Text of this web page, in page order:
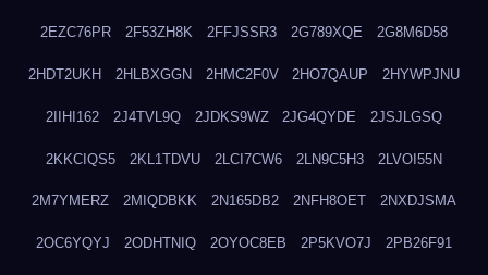
2EZC76PR 2F53ZH8K 2FFJSSR3 2G789XQE 2G8M6D58
2HDT2UKH 2HLBXGGN 2HMC2F0V 2HO7QAUP 2HYWPJNU
2IIHI162 2J4TVL9Q 2JDKS9WZ 2JG4QYDE 2JSJLGSQ
2KKCIQS5 2KL1TDVU 2LCI7CW6 2LN9C5H3 2LVOI55N
2M7YMERZ 2MIQDBKK 2N165DB2 2NFH8OET 2NXDJSMA
2OC6YQYJ 2ODHTNIQ 2OYOC8EB 2P5KVO7J 2PB26F91